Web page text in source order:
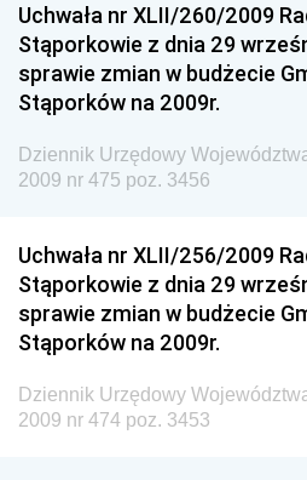
Dziennik Urzędowy Ministra
Dziennik Urzędowy
Antykorupcyjnego
Wewnętrznego
Dziennik Urzędowy Urzędu
Dziennik Urzędowy
Krajowych i Autostrad
Dziennik Urzędowy Ministra
Dziennik Urzędowy Ministra
Uchwała nr XLII/260/2009
Stąporkowie z dnia 29
sprawie zmian w budżecie
Stąporków na 2009r.
Dziennik Urzędowy
2009 nr 475 poz. 3456
Uchwała nr XLII/256/2009
Stąporkowie z dnia 29
sprawie zmian w budżecie
Stąporków na 2009r.
Dziennik Urzędowy
2009 nr 474 poz. 3453